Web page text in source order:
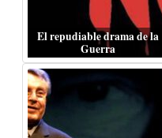
El repudiable drama de la
Guerra